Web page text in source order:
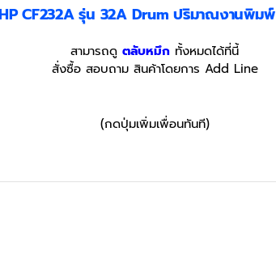
CF232A รุ่น 32ADrumปริมาณงานพิมพ์
สามารถดู ตลับหมึก ทั้งหมดได้ที่นี้
สั่งซื้อ สอบถาม สินค้าโดยการ Add Line
(กดปุ่มเพิ่มเพื่อนทันที)